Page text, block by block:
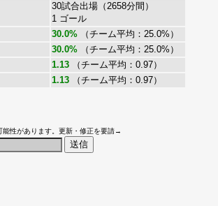
30試合出場（2658分間）
1 ゴール
30.0% （チーム平均：25.0%）
30.0% （チーム平均：25.0%）
1.13 （チーム平均：0.97）
1.13 （チーム平均：0.97）
能性があります。更新・修正を要請→